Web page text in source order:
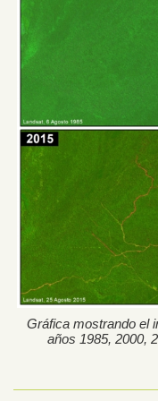
Gráfica mostrando el
años 1985, 2000,